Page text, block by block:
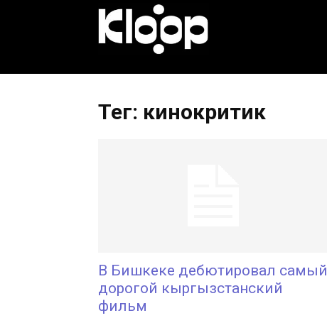
Тег: кинокритик
В Бишкеке дебютировал самый
дорогой кыргызстанский
фильм